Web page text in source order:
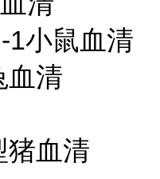
1小鼠血清
血清
猪血清